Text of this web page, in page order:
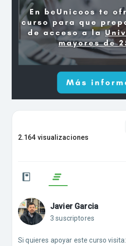
2.164 visualizaciones
Javier Garcia
3 suscriptores
Si quieres apoyar este curso visita: